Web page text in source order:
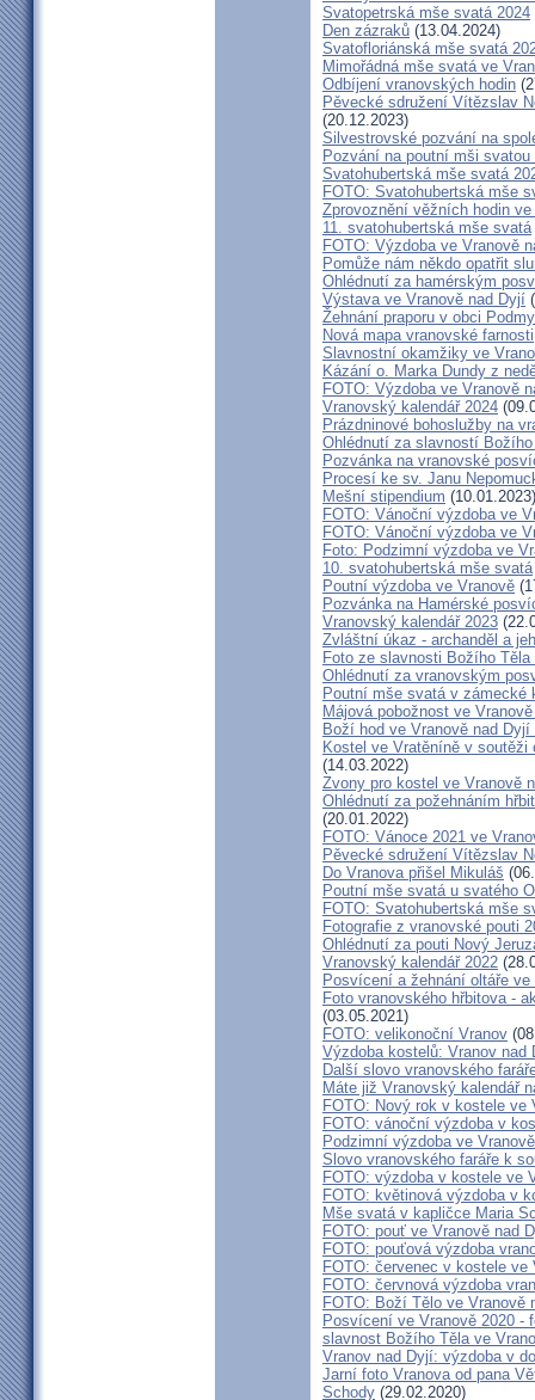
Svatopetrská mše svatá 2024
Den zázraků (13.04.2024)
Svatofloriánská mše svatá
Mimořádná mše svatá ve
Odbíjení vranovských hodin
Pěvecké sdružení Vítězslav
(20.12.2023)
Silvestrovské pozvání na
Pozvání na poutní mši svatou
Svatohubertská mše svatá
FOTO: Svatohubertská mše
Zprovoznění věžních hodin ve
11. svatohubertská mše svatá
FOTO: Výzdoba ve Vranově
Pomůže nám někdo opatřit
Ohlédnutí za hamérským
Výstava ve Vranově nad Dyjí
Žehnání praporu v obci
Nová mapa vranovské farnosti
Slavnostní okamžiky ve
Kázání o. Marka Dundy z
FOTO: Výzdoba ve Vranově
Vranovský kalendář 2024
Prázdninové bohoslužby na
Ohlédnutí za slavností
Pozvánka na vranovské
Procesí ke sv. Janu
Mešní stipendium (10.01.2023)
FOTO: Vánoční výzdoba ve
FOTO: Vánoční výzdoba ve
Foto: Podzimní výzdoba ve
10. svatohubertská mše svatá
Poutní výzdoba ve Vranově
Pozvánka na Hamérské
Vranovský kalendář 2023
Zvláštní úkaz - archanděl a
Foto ze slavnosti Božího Těla
Ohlédnutí za vranovským
Poutní mše svatá v zámecké
Májová pobožnost ve
Boží hod ve Vranově nad Dyjí
Kostel ve Vratěníně v soutěži
(14.03.2022)
Zvony pro kostel ve Vranově
Ohlédnutí za požehnáním
(20.01.2022)
FOTO: Vánoce 2021 ve
Pěvecké sdružení Vítězslav
Do Vranova přišel Mikuláš
Poutní mše svatá u svatého
FOTO: Svatohubertská mše
Fotografie z vranovské pouti
Ohlédnutí za pouti Nový
Vranovský kalendář 2022
Posvícení a žehnání oltáře
Foto vranovského hřbitova -
(03.05.2021)
FOTO: velikonoční Vranov
Výzdoba kostelů: Vranov nad
Další slovo vranovského
Máte již Vranovský kalendář
FOTO: Nový rok v kostele ve
FOTO: vánoční výzdoba v
Podzimní výzdoba ve
Slovo vranovského faráře k
FOTO: výzdoba v kostele ve
FOTO: květinová výzdoba v
Mše svatá v kapličce Maria
FOTO: pouť ve Vranově nad
FOTO: pouťová výzdoba
FOTO: červenec v kostele ve
FOTO: červnová výzdoba
FOTO: Boží Tělo ve Vranově
Posvícení ve Vranově 2020 -
slavnost Božího Těla ve
Vranov nad Dyjí: výzdoba v
Jarní foto Vranova od pana
Schody (29.02.2020)